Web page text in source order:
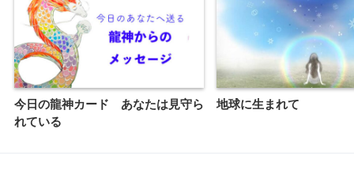
今日の龍神カード あなたは見守ら
れている
地球に生まれて